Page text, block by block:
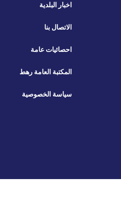
اخبار البلدية
الاتصال بنا
احصائيات عامة
المكتبة العامة رهط
سياسة الخصوصية